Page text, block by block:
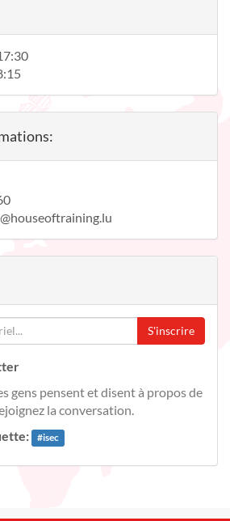
S'inscrire
gens pensent et disent à propos de
la conversation.
#isec